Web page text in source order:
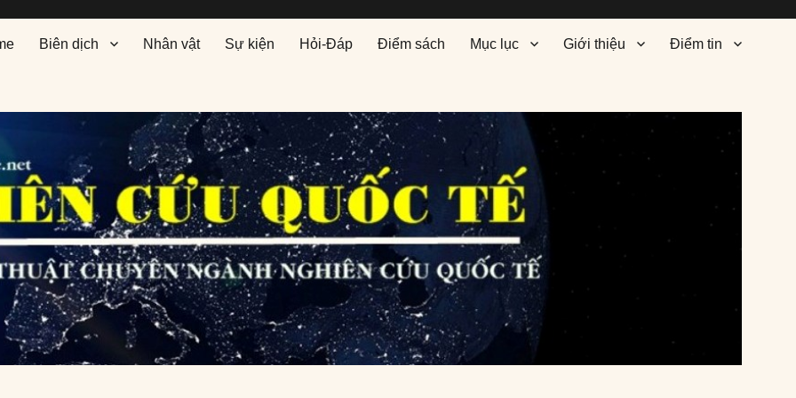
Biên dịch Nhân vật Sự kiện Hỏi-Đáp Điểm sách Mục lục Giới thiệu Điểm tin